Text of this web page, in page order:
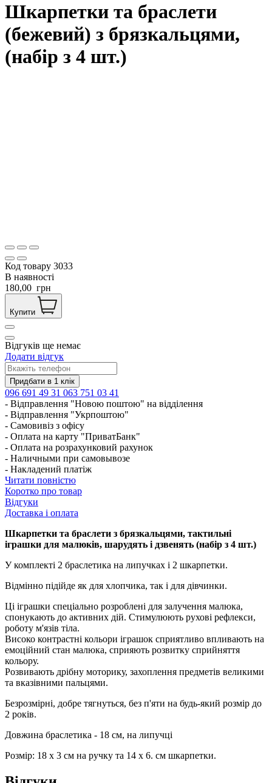
Шкарпетки та браслети
(бежевий) з брязкальцями,
(набір з 4 шт.)
Код товару 3033
В наявності
180,00 грн
Купити
Відгуків ще немає
Додати відгук
096 691 49 31 063 751 03 41
- Відправлення "Новою поштою" на відділення
- Відправлення "Укрпоштою"
- Самовивіз з офісу
- Оплата на карту "ПриватБанк"
- Оплата на розрахунковий рахунок
- Наличными при самовывозе
- Накладений платіж
Читати повністю
Коротко про товар
Відгуки
Доставка і оплата
Шкарпетки та браслети з брязкальцями, тактильні
іграшки для малюків, шарудять і дзвенять (набір з 4 шт.)
У комплекті 2 браслетика на липучках і 2 шкарпетки.
Відмінно підійде як для хлопчика, так і для дівчинки.
Ці іграшки спеціально розроблені для залучення малюка,
спонукають до активних дій. Стимулюють рухові рефлекси,
роботу м'язів тіла.
Високо контрастні кольори іграшок сприятливо впливають на
емоційний стан малюка, сприяють розвитку сприйняття
кольору.
Розвивають дрібну моторику, захоплення предметів великими
та вказівними пальцями.
Безрозмірні, добре тягнуться, без п'яти на будь-який розмір до
2 років.
Довжина браслетика - 18 см, на липучці
Розмір: 18 x 3 см на ручку та 14 х 6. см шкарпетки.